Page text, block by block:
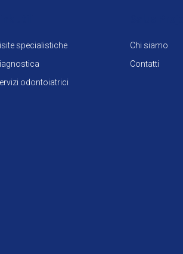
specialistiche
odontoiatrici
Chi siamo
Contatti